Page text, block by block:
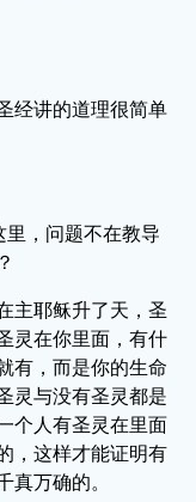
经讲的道理很简单
，问题不在教导
主耶稣升了天，圣
灵在你里面，有什
有，而是你的生命
灵与没有圣灵都是
个人有圣灵在里面
，这样才能证明有
真万确的。